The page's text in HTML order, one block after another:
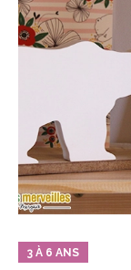
3 À 6 ANS